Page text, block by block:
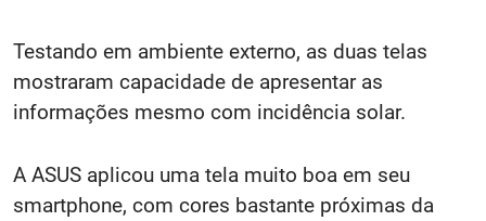
Testando em ambiente externo, as duas telas
mostraram capacidade de apresentar as
informações mesmo com incidência solar.
A ASUS aplicou uma tela muito boa em seu
smartphone, com cores bastante próximas da